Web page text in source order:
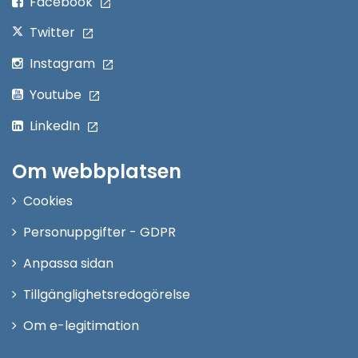
Twitter
Instagram
Youtube
LinkedIn
Om webbplatsen
Cookies
Personuppgifter - GDPR
Anpassa sidan
Tillgänglighetsredogörelse
Om e-legitimation